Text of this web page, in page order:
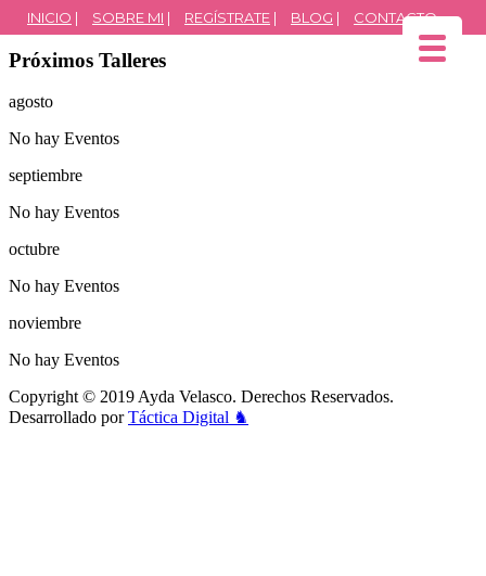
INICIO | SOBRE MI | REGÍSTRATE | BLOG | CONTACTO
Próximos Talleres
agosto
No hay Eventos
septiembre
No hay Eventos
octubre
No hay Eventos
noviembre
No hay Eventos
Copyright © 2019 Ayda Velasco. Derechos Reservados.
Desarrollado porTáctica Digital ♞
▼